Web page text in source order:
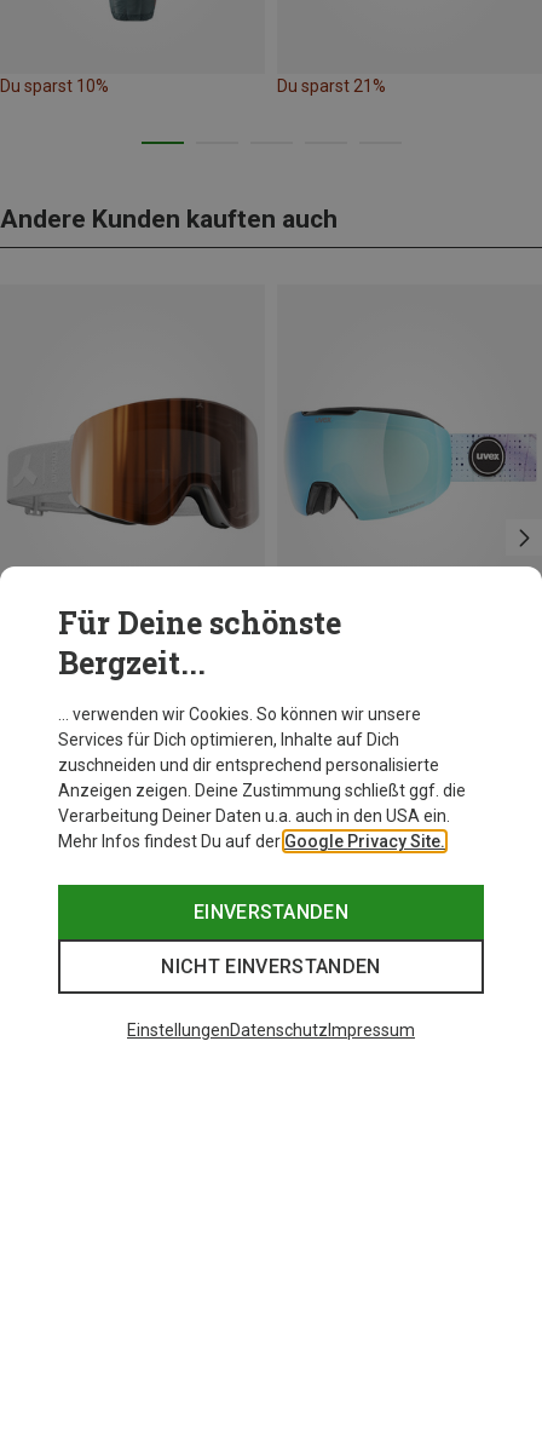
Du sparst 10% Du sparst 21%
Andere Kunden kauften auch
Du sparst 10%
Für Deine schönste
Bergzeit...
… verwenden wir Cookies. So können wir unsere
Services für Dich optimieren, Inhalte auf Dich
zuschneiden und dir entsprechend personalisierte
Anzeigen zeigen. Deine Zustimmung schließt ggf. die
Verarbeitung Deiner Daten u.a. auch in den USA ein.
Mehr Infos findest Du auf der Google Privacy Site.
EINVERSTANDEN
NICHT EINVERSTANDEN
EinstellungenDatenschutz Impressum